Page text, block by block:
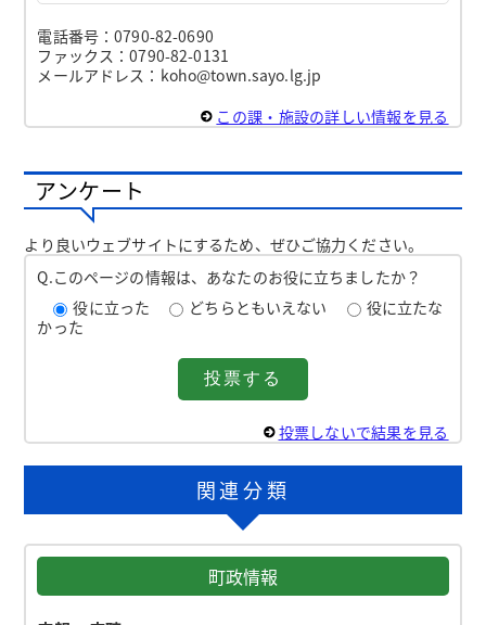
電話番号：0790-82-0690
ファックス：0790-82-0131
メールアドレス：koho@town.sayo.lg.jp
この課・施設の詳しい情報を見る
アンケート
より良いウェブサイトにするため、ぜひご協力ください。
Q.このページの情報は、あなたのお役に立ちましたか？
役に立った
どちらともいえない
役に立たな
かった
投票しないで結果を見る
関連分類
町政情報